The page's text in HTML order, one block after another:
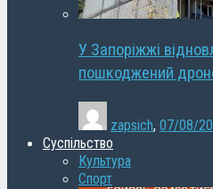
У Запоріжжі
пошкоджений
zapsich, 07/08/
Суспільство
Культура
Спорт